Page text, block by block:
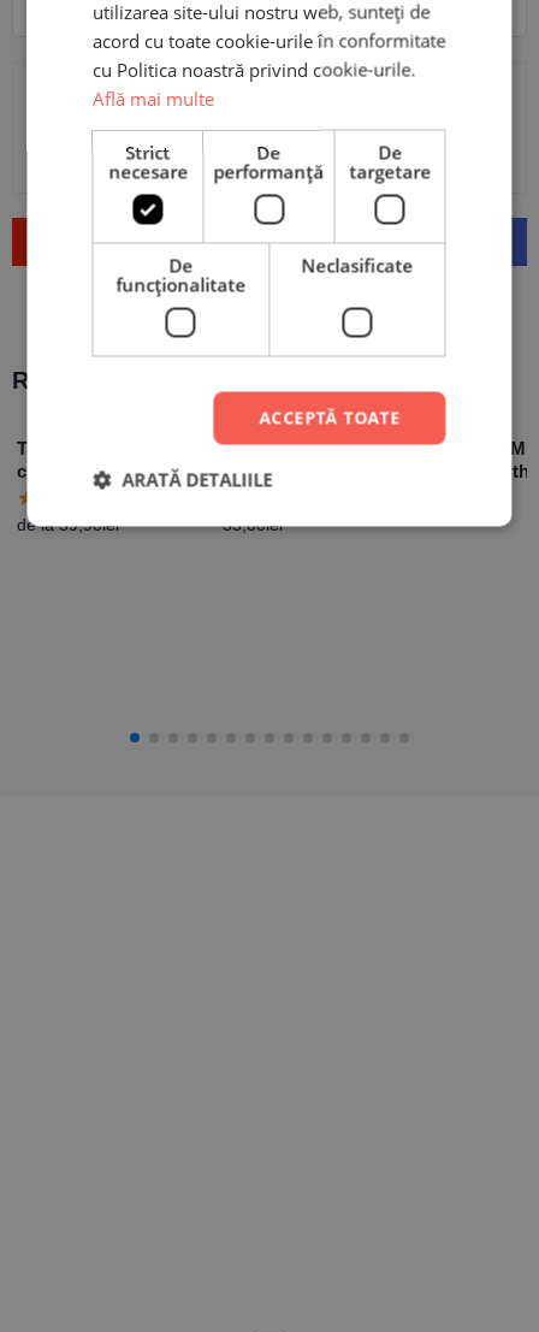
Adaugă poze sau video la recenzia ta
Trimite
Recomandări populare:
Tablou Personalizat
cu 4 poze și text
de la59,90lei
Ramă Foto Sticlă
Personalizată cu o
poză și mesaj – Teddy
35,00lei
Felicitare
Happy
utilizarea site-ului nostru web, sunteți de
acord cu toate cookie-urile în conformitate
cu Politica noastră privind cookie-urile.
Află mai multe
Strict
necesare
De
performanță
De
targetare
De
funcţionalitate
Neclasificate
ACCEPTĂ TOATE
ARATĂ DETALIILE